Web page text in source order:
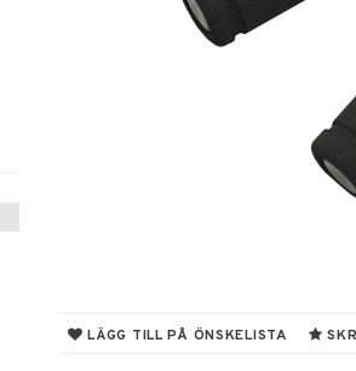
LÄGG TILL PÅ ÖNSKELISTA